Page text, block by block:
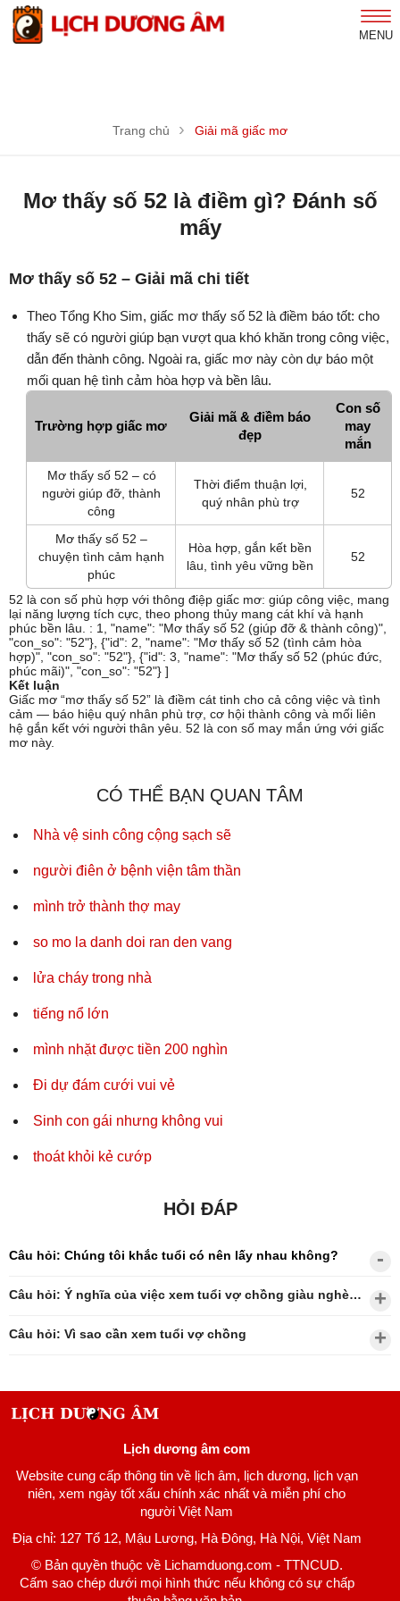
MENU
Trang chủ Giải mã giấc mơ
Mơ thấy số 52 là điềm gì? Đánh số
mấy
Mơ thấy số 52 – Giải mã chi tiết
Theo Tổng Kho Sim, giấc mơ thấy số 52 là điềm báo tốt: cho
thấy sẽ có người giúp bạn vượt qua khó khăn trong công việc,
dẫn đến thành công. Ngoài ra, giấc mơ này còn dự báo một
mối quan hệ tình cảm hòa hợp và bền lâu.
Trường hợp giấc mơ
Giải mã & điềm báo
đẹp
Con số
may
mắn
Mơ thấy số 52 – có
người giúp đỡ, thành
công
Thời điểm thuận lợi,
quý nhân phù trợ
52
Mơ thấy số 52 –
chuyện tình cảm hạnh
phúc
Hòa hợp, gắn kết bền
lâu, tình yêu vững bền
52
52 là con số phù hợp với thông điệp giấc mơ: giúp công việc, mang
lại năng lượng tích cực, theo phong thủy mang cát khí và hạnh
phúc bền lâu. : 1, "name": "Mơ thấy số 52 (giúp đỡ & thành công)",
"con_so": "52"}, {"id": 2, "name": "Mơ thấy số 52 (tình cảm hòa
hợp)", "con_so": "52"}, {"id": 3, "name": "Mơ thấy số 52 (phúc đức,
phúc mãi)", "con_so": "52"} ]
Kết luận
Giấc mơ “mơ thấy số 52” là điềm cát tinh cho cả công việc và tình
cảm — báo hiệu quý nhân phù trợ, cơ hội thành công và mối liên
hệ gắn kết với người thân yêu. 52 là con số may mắn ứng với giấc
mơ này.
CÓ THỂ BẠN QUAN TÂM
Nhà vệ sinh công cộng sạch sẽ
người điên ở bệnh viện tâm thần
mình trở thành thợ may
so mo la danh doi ran den vang
lửa cháy trong nhà
tiếng nổ lớn
mình nhặt được tiền 200 nghìn
Đi dự đám cưới vui vẻ
Sinh con gái nhưng không vui
thoát khỏi kẻ cướp
HỎI ĐÁP
Câu hỏi: Chúng tôi khắc tuổi có nên lấy nhau không?
Câu hỏi: Ý nghĩa của việc xem tuổi vợ chồng giàu nghèo?
Câu hỏi: Vì sao cần xem tuổi vợ chồng
Lịch dương âm com
Website cung cấp thông tin về lịch âm, lịch dương, lịch vạn
niên, xem ngày tốt xấu chính xác nhất và miễn phí cho
người Việt Nam
Địa chỉ: 127 Tổ 12, Mậu Lương, Hà Đông, Hà Nội, Việt Nam
© Bản quyền thuộc về Lichamduong.com - TTNCUD.
Cấm sao chép dưới mọi hình thức nếu không có sự chấp